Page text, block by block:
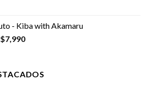
- Kiba with Akamaru
El
$7,990El
es: